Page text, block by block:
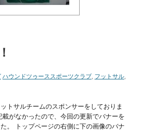
ハウンドツゥーススポーツクラブ, フットサル,
トサルチームのスポンサーをしておりま
がなかったので、今回の更新でバナーを
。 トップページの右側に下の画像のバナ